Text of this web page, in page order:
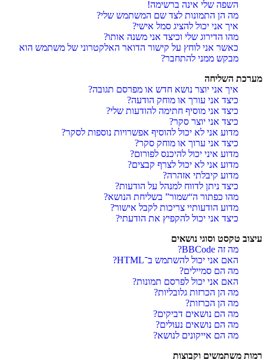
השפה שלי אינה ברשימה!
מה הן התמונות לצד שם המשתמש שלי?
איך אני יכול להציג סמל אישי?
מהו הדירוג שלי וכיצד אני משנה אותו?
כאשר אני לוחץ על קישור הדואר האלקטרוני של משתמש הוא
מבקש ממני להתחבר?
מערכת השליחה
איך אני יוצר נושא חדש או מפרסם תגובה?
כיצד אני עורך או מוחק הודעה?
כיצד אני מוסיף חתימה להודעות שלי?
כיצד אני יוצר סקר?
מדוע אני לא יכול להוסיף אפשרויות נוספות לסקר?
כיצד אני ערוך או מוחק סקר?
מדוע איני יכול להיכנס לפורום?
מדוע אני לא יכול לצרף קבצים?
מדוע קיבלתי אזהרה?
כיצד ניתן לדווח למנהל על הודעות?
מהו כפתור ה“שמור” בשליחת הנושא?
מדוע הודעותיי צריכות לקבל אישור?
כיצד אני יכול להקפיץ את הודעתי?
עיצוב טקסט וסוגי נושאים
מה זה BBCode?
האם אני יכול להשתמש ב־HTML?
מה הם סמיילים?
האם אני יכול לפרסם תמונות?
מה הן הכרזות גלובליות?
מה הן הכרזות?
מה הם נושאים דביקים?
מה הם נושאים נעולים?
מה הם אייקונים לנושא?
רמות משתמשים וקבוצות